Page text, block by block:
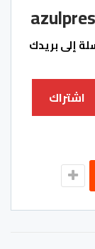
إلى بريدك
اشتراك